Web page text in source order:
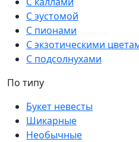
С эустомой
С пионами
С экзотическими
С подсолнухами
По типу
Букет невесты
Шикарные
Необычные